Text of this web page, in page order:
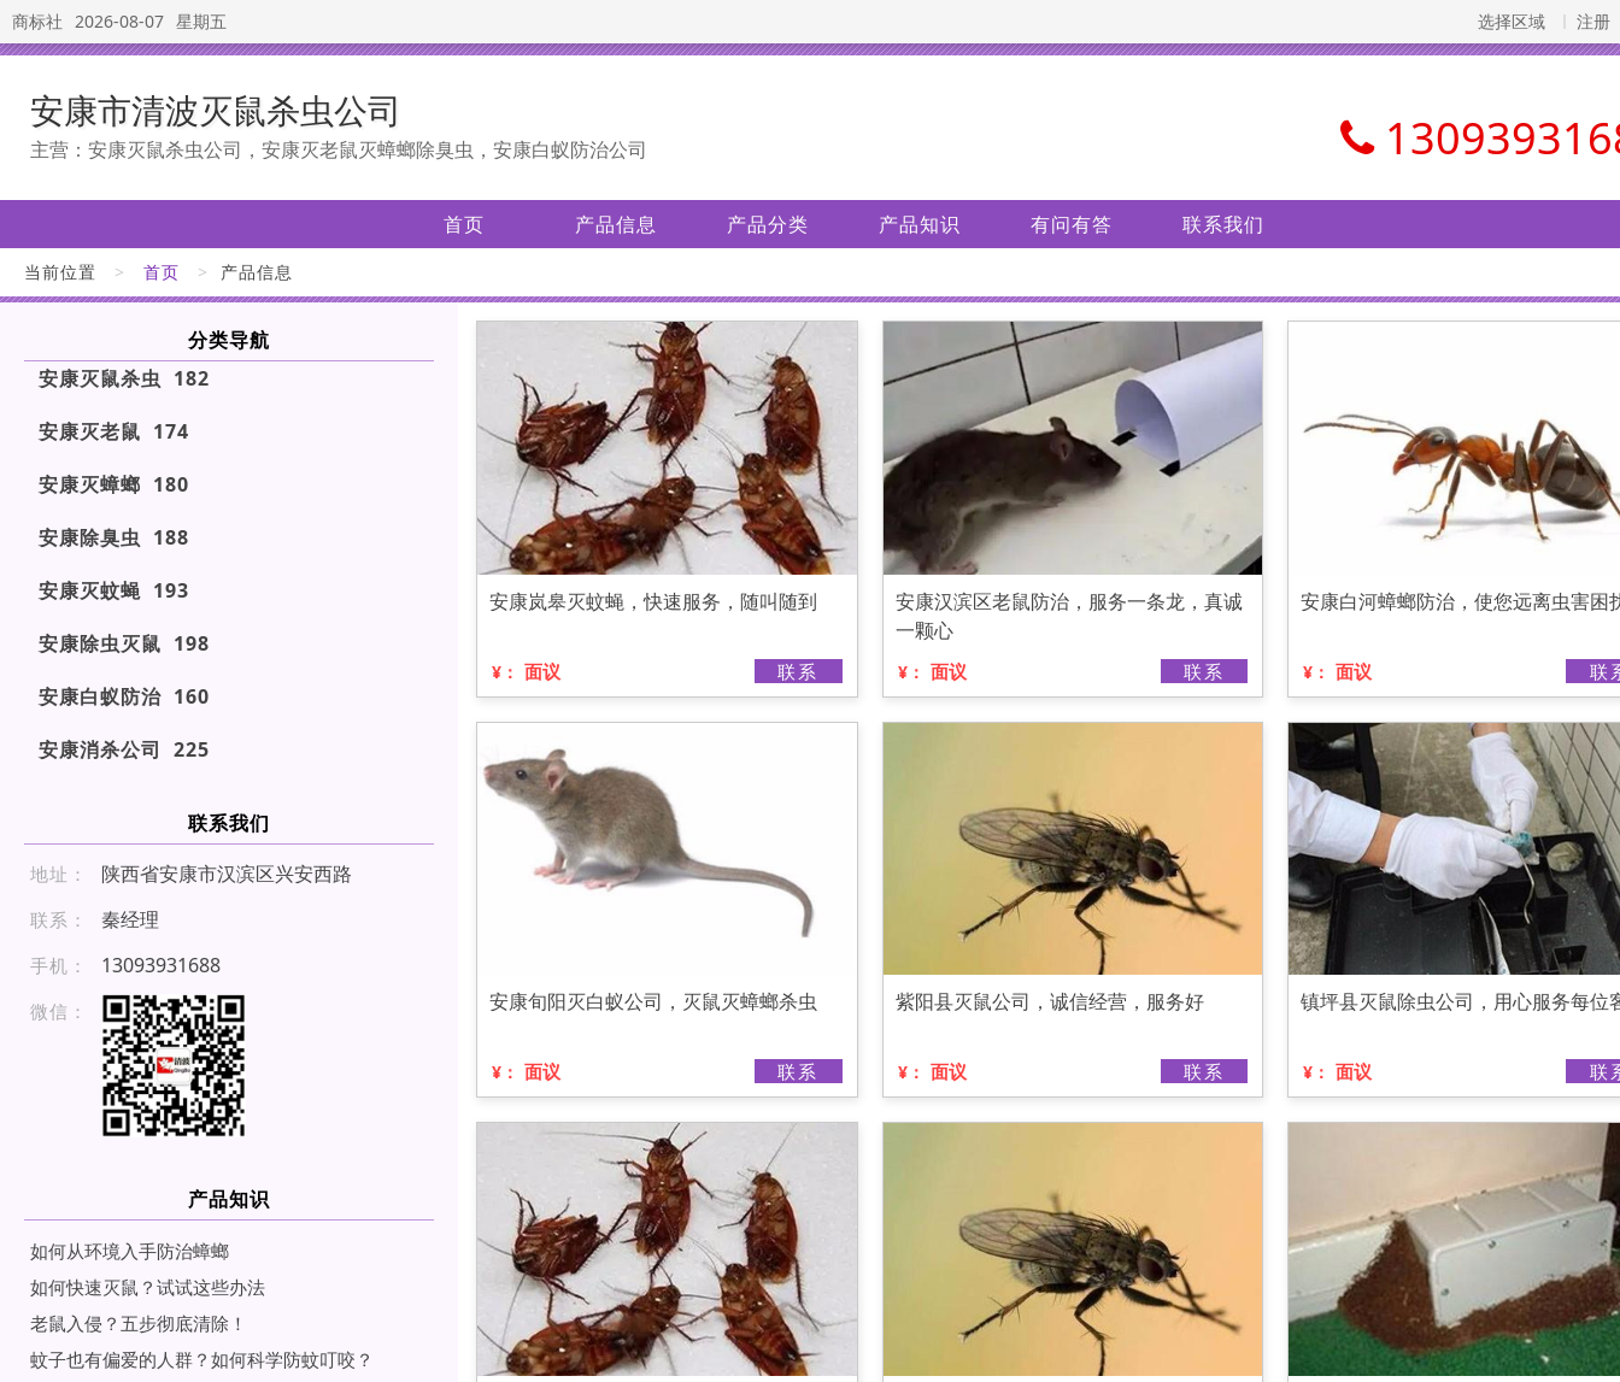
商标社 2026-08-07 星期五 选择区域 注册
安康市清波灭鼠杀虫公司
主营：安康灭鼠杀虫公司，安康灭老鼠灭蟑螂除臭虫，安康白蚁防治公司
首页 产品信息 产品分类 产品知识 有问有答 联系我们
当前位置 > 首页 > 产品信息
分类导航
安康灭鼠杀虫 182
安康灭老鼠 174
安康灭蟑螂 180
安康除臭虫 188
安康灭蚊蝇 193
安康除虫灭鼠 198
安康白蚁防治 160
安康消杀公司 225
联系我们
地址： 陕西省安康市汉滨区兴安西路
联系： 秦经理
手机： 1 3 0 93 9 31 688
微信：
产品知识
如何从环境入手防治蟑螂
如何快速灭鼠？试试这些办法
老鼠入侵？五步彻底清除！
蚊子也有偏爱的人群？如何科学防蚊叮咬？
安康岚皋灭蚊蝇，快速服务，随叫随到
¥： 面议 联系
安康汉滨区老鼠防治，服务一条龙，真诚
一颗心
¥： 面议 联系
安康白河蟑螂防治，使您远离虫害困
¥： 面议 联
安康旬阳灭白蚁公司，灭鼠灭蟑螂杀虫
¥： 面议 联系
紫阳县灭鼠公司，诚信经营，服务好
¥： 面议 联系
镇坪县灭鼠除虫公司，用心服务每位
¥： 面议 联